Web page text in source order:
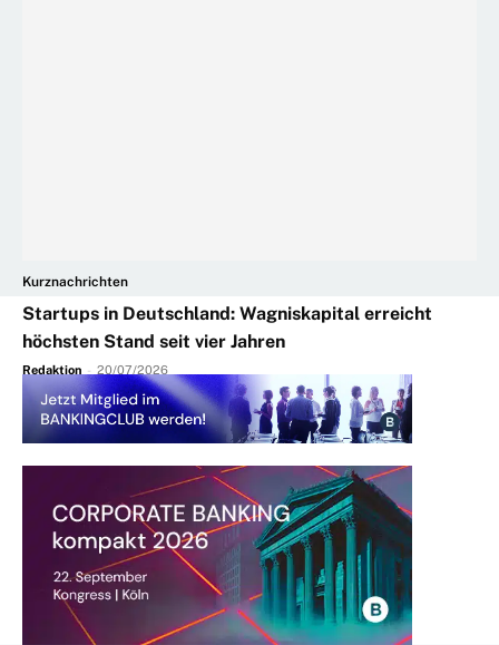
Kurznachrichten
Startups in Deutschland: Wagniskapital erreicht
höchsten Stand seit vier Jahren
Redaktion - 20/07/2026